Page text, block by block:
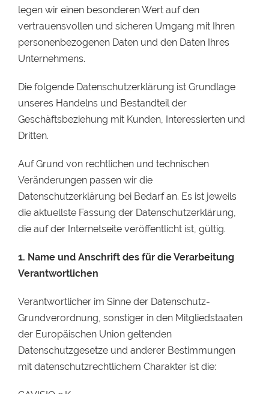
legen wir einen besonderen Wert auf den
vertrauensvollen und sicheren Umgang mit Ihren
personenbezogenen Daten und den Daten Ihres
Unternehmens.
Die folgende Datenschutzerklärung ist Grundlage
unseres Handelns und Bestandteil der
Geschäftsbeziehung mit Kunden, Interessierten und
Dritten.
Auf Grund von rechtlichen und technischen
Veränderungen passen wir die
Datenschutzerklärung bei Bedarf an. Es ist jeweils
die aktuellste Fassung der Datenschutzerklärung,
die auf der Internetseite veröffentlicht ist, gültig.
1. Name und Anschrift des für die Verarbeitung
Verantwortlichen
Verantwortlicher im Sinne der Datenschutz-
Grundverordnung, sonstiger in den Mitgliedstaaten
der Europäischen Union geltenden
Datenschutzgesetze und anderer Bestimmungen
mit datenschutzrechtlichem Charakter ist die: